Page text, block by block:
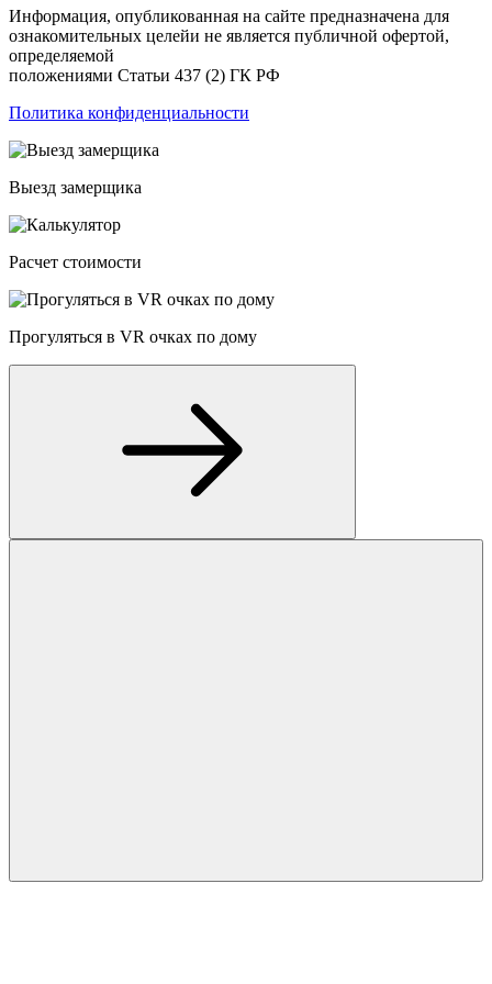
Информация, опубликованная на сайте предназначена для
ознакомительных целейи не является публичной офертой,
определяемой
положениями Статьи 437 (2) ГК РФ
Политика конфиденциальности
Выезд замерщика
Расчет стоимости
Прогуляться в VR очках по дому